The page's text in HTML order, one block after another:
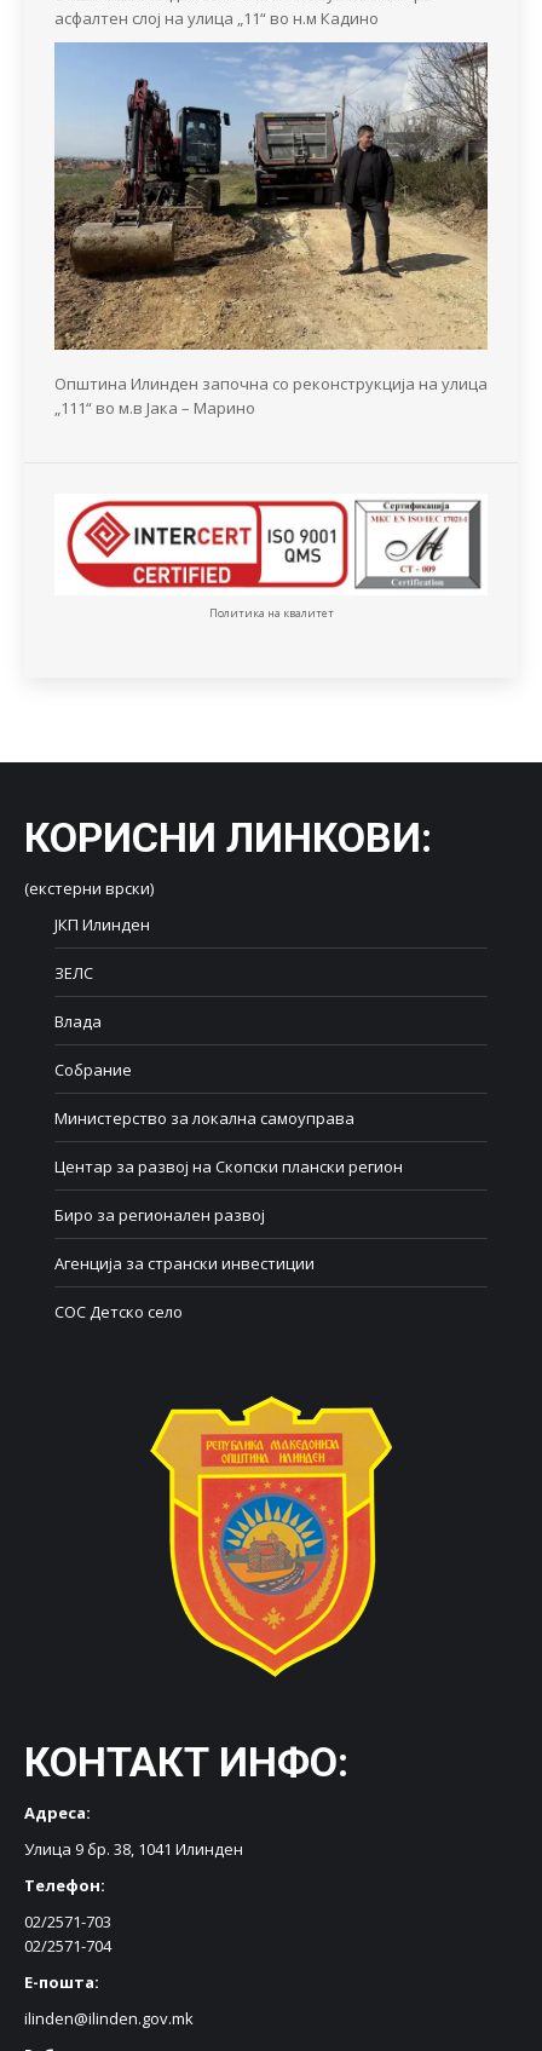
асфалтен слој на улица „11“ во н.м Кадино
Општина Илинден започна со реконструкција на улица
„111“ во м.в Јака – Марино
Политика на квалитет
КОРИСНИ ЛИНКОВИ:
(екстерни врски)
ЈКП Илинден
ЗЕЛС
Влада
Собрание
Министерство за локална самоуправа
Центар за развој на Скопски плански регион
Биро за регионален развој
Агенција за странски инвестиции
СОС Детско село
КОНТАКТ ИНФО:
Адреса:
Улица 9 бр. 38, 1041 Илинден
Телефон:
02/2571-703
02/2571-704
Е-пошта:
ilinden@ilinden.gov.mk